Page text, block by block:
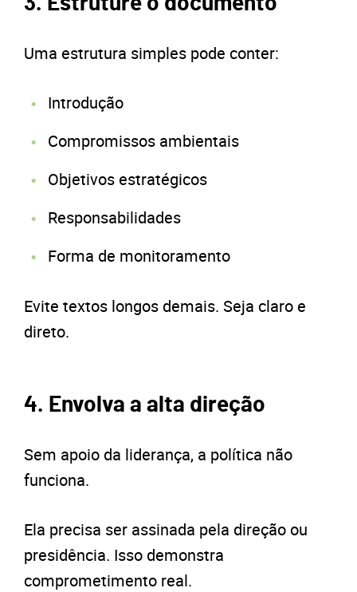
Uma estrutura simples pode conter:
Introdução
Compromissos ambientais
Objetivos estratégicos
Responsabilidades
Forma de monitoramento
Evite textos longos demais. Seja claro e
direto.
4. Envolva a alta direção
Sem apoio da liderança, a política não
funciona.
Ela precisa ser assinada pela direção ou
presidência. Isso demonstra
comprometimento real.